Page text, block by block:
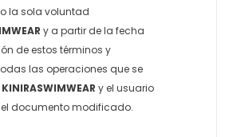
la sola voluntad
y a partir de la fecha
de estos términos y
las operaciones que se
KINIRASWIMWEAR y el usuario
el documento modificado.